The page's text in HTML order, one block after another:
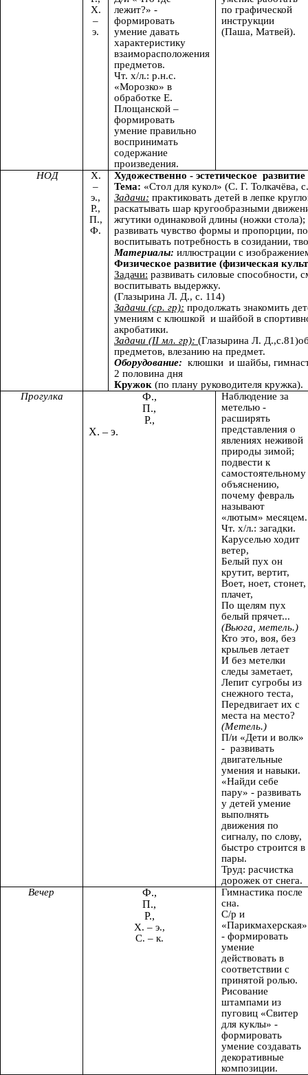
Х.
–
э.
лежит?» -
формировать
умение давать
характеристику
взаиморасположения
предметов.
Чт. х/л.: р.н.с.
«Морозко» в
обработке Е.
Площанской –
формировать
умение правильно
воспринимать
содержание
произведения.
по графической
инструкции
(Паша, Матвей).
НОД
Х.
–
э.,
Р.,
П.,
Ф.
Художественно - эстетическое
Тема: «Стол для кукол» (С.
Задачи: практиковать детей в лепке
раскатывать шар кругообразными
жгутики одинаковой длины (ножки стола);
развивать чувство формы и пропорции,
воспитывать потребность в созидании,
Материалы: иллюстрации с
Физическое развитие (физическая
Задачи: развивать силовые способности,
воспитывать выдержку.
(Глазырина Л. Д., с. 114)
Задачи (ср. гр): продолжать знакомить
умениям с клюшкой и шайбой в
акробатики.
Задачи (II мл. гр): (Глазырина Л.
предметов, влезанию на предмет.
Оборудование: клюшки и шайбы,
2 половина дня
Кружок (по плану руководителя кружка).
Прогулка
Ф.,
П.,
Р.,
Х. – э.
Наблюдение за
метелью -
расширять
представления о
явлениях неживой
природы зимой;
подвести к
самостоятельному
объяснению,
почему февраль
называют
«лютым» месяцем.
Чт. х/л.: загадки.
Каруселью ходит
ветер,
Белый пух он
крутит, вертит,
Воет, ноет, стонет,
плачет,
По щелям пух
белый прячет...
(Вьюга, метель.)
Кто это, воя, без
крыльев летает
И без метелки
следы заметает,
Лепит сугробы из
снежного теста,
Передвигает их с
места на место?
(Метель.)
П/и «Дети и волк»
- развивать
двигательные
умения и навыки.
«Найди себе
пару» - развивать
у детей умение
выполнять
движения по
сигналу, по слову,
быстро строится в
пары.
Труд: расчистка
дорожек от снега.
Вечер
Ф.,
П.,
Р.,
Х. – э.,
С. – к.
Гимнастика после
сна.
С/р и
«Парикмахерская»
- формировать
умение
действовать в
соответствии с
принятой ролью.
Рисование
штампами из
пуговиц «Свитер
для куклы» -
формировать
умение создавать
декоративные
композиции.